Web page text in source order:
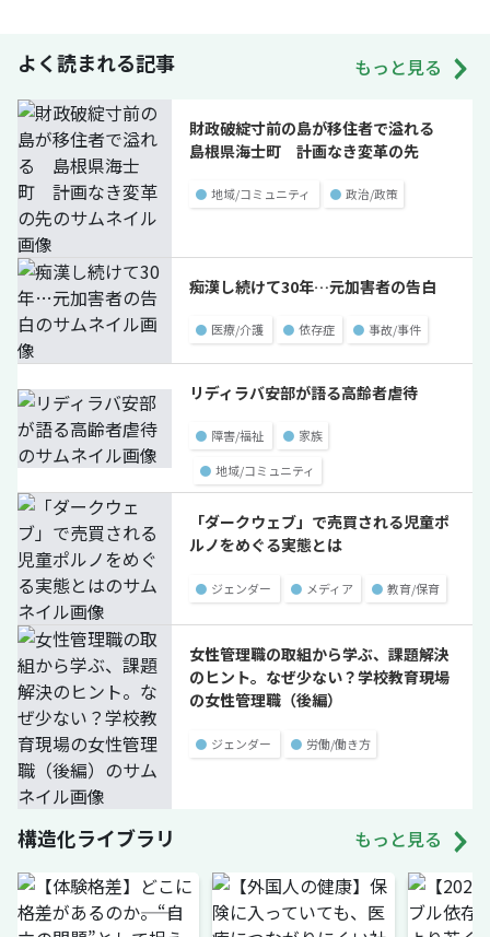
よく読まれる記事 もっと見る
財政破綻寸前の島が移住者で溢れる
島根県海士町 計画なき変革の先
● 地域/コミュニティ ● 政治/政策
痴漢し続けて30年…元加害者の告白
● 医療/介護 ● 依存症 ● 事故/事件
リディラバ安部が語る高齢者虐待
● 障害/福祉 ● 家族
● 地域/コミュニティ
「ダークウェブ」で売買される児童ポ
ルノをめぐる実態とは
● ジェンダー ● メディア ● 教育/保育
女性管理職の取組から学ぶ、課題解決
のヒント。なぜ少ない？学校教育現場
の女性管理職（後編）
● ジェンダー ● 労働/働き方
構造化ライブラリ もっと見る